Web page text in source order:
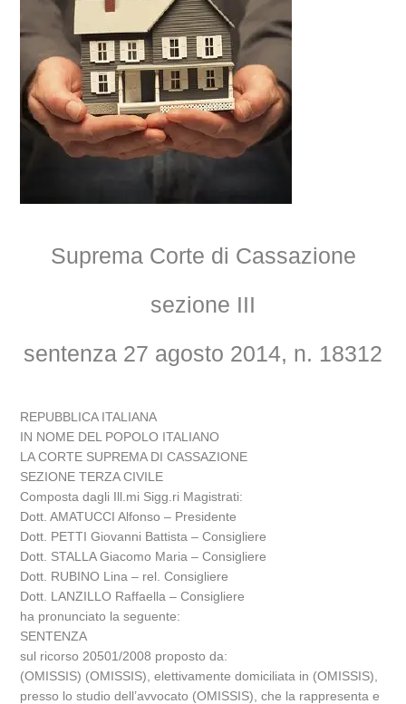
Suprema Corte di Cassazione
sezione III
sentenza 27 agosto 2014, n. 18312
REPUBBLICA ITALIANA
IN NOME DEL POPOLO ITALIANO
LA CORTE SUPREMA DI CASSAZIONE
SEZIONE TERZA CIVILE
Composta dagli Ill.mi Sigg.ri Magistrati:
Dott. AMATUCCI Alfonso – Presidente
Dott. PETTI Giovanni Battista – Consigliere
Dott. STALLA Giacomo Maria – Consigliere
Dott. RUBINO Lina – rel. Consigliere
Dott. LANZILLO Raffaella – Consigliere
ha pronunciato la seguente:
SENTENZA
sul ricorso 20501/2008 proposto da:
(OMISSIS) (OMISSIS), elettivamente domiciliata in (OMISSIS),
presso lo studio dell’avvocato (OMISSIS), che la rappresenta e